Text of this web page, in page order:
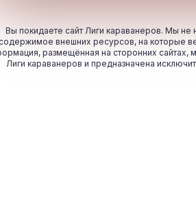
Вы покидаете сайт Лиги караванеров. Мы не
внешних ресурсов, на которые
размещённая на сторонних сайтах,
Лиги караванеров и предназначена